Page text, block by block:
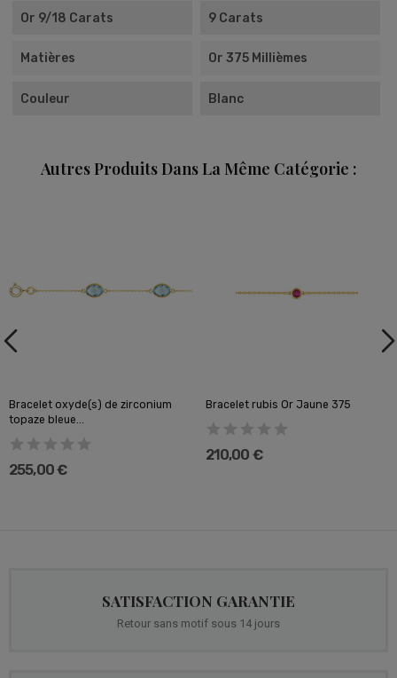
Or 9/18 Carats 9 Carats
Matières Or 375 Millièmes
Couleur Blanc
Autres Produits Dans La Même Catégorie :
Bracelet oxyde(s) de zirconium
topaze bleue...
255,00 €
Bracelet rubis Or Jaune 375
210,00 €
SATISFACTION GARANTIE
Retour sans motif sous 14 jours